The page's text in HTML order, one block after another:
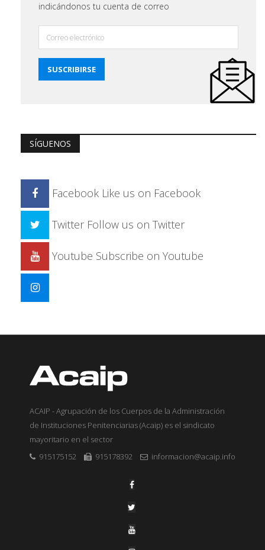
indicándonos tu cuenta de correo
SÍGUENOS
Facebook Like us on Facebook
Twitter Follow us on Twitter
Youtube Subscribe on Youtube
ACAIP - Agrupación de los Cuerpos de la Administración
de Instituciones Penitenciarias (Acaip) es el sindicato
mayoritario en el sector
915175152
915178392 informacion@acaip.info